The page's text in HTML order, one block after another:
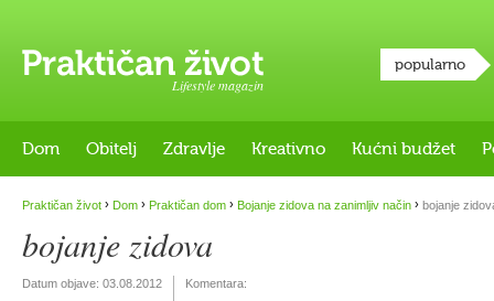
Lifestyle magazin
popularno
Dom Obitelj Zdravlje Kreativno Kućni budžet
Praktičan život › Dom › Praktičan dom › Bojanje zidova na zanimljiv način › bojanje
bojanje zidova
Datum objave: 03.08.2012 Komentara: